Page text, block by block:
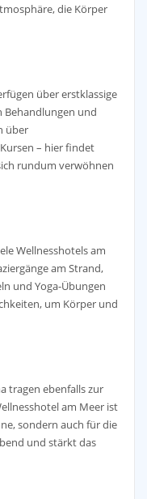
die Körper
über erstklassige
Behandlungen und
über
– hier findet
rundum verwöhnen
Wellnesshotels am
am Strand,
und Yoga-Übungen
um Körper und
tragen ebenfalls zur
am Meer ist
sondern auch für die
und stärkt das